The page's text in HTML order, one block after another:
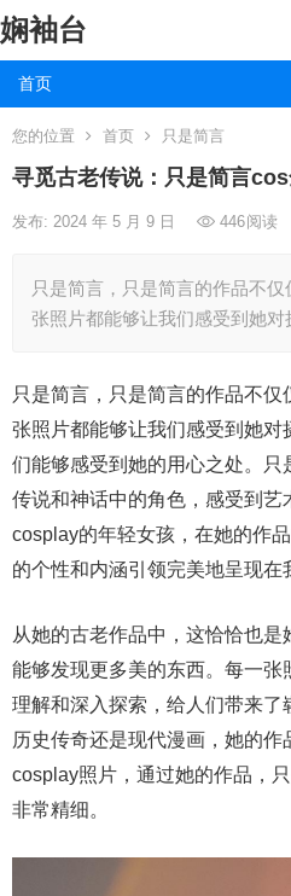
娴袖台
首页
您的位置 首页 只是简言
寻觅古老传说：只是简言
发布: 2024 年 5 月 9 日 446阅读
只是简言，只是简言的作品不
张照片都能够让我们感受到她
只是简言，只是简言的作品不
张照片都能够让我们感受到她
们能够感受到她的用心之处。
传说和神话中的角色，感受到艺
cosplay的年轻女孩，在她的作
的个性和内涵引领完美地呈现在
从她的古老作品中，这恰恰也
能够发现更多美的东西。每一张
理解和深入探索，给人们带来了
历史传奇还是现代漫画，她的
cosplay照片，通过她的作品，
非常精细。